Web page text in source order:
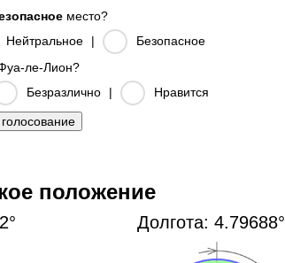
место?
Нейтральное |
Безопасное
ле-Лион?
Безразлично | Нравится
положение
Долгота: 4.79688°